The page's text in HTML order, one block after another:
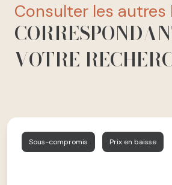
consulter les
VOTRE
Sous-compromis Prix en baisse